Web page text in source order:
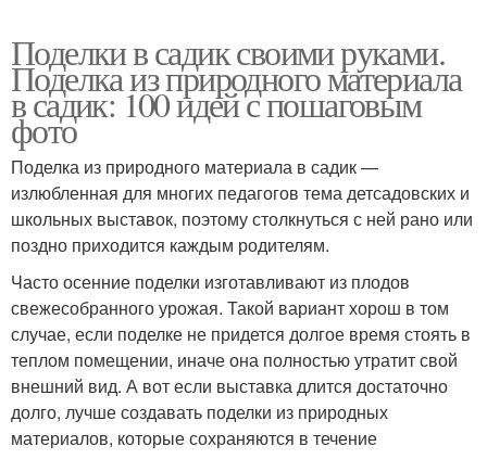
Поделки в садик своими руками.
Поделка из природного материала
в садик: 100 идей с пошаговым
фото
Поделка из природного материала в садик —
излюбленная для многих педагогов тема детсадовских и
школьных выставок, поэтому столкнуться с ней рано или
поздно приходится каждым родителям.
Часто осенние поделки изготавливают из плодов
свежесобранного урожая. Такой вариант хорош в том
случае, если поделке не придется долгое время стоять в
теплом помещении, иначе она полностью утратит свой
внешний вид. А вот если выставка длится достаточно
долго, лучше создавать поделки из природных
материалов, которые сохраняются в течение